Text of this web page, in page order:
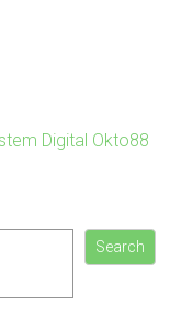
Digital Okto88
Search